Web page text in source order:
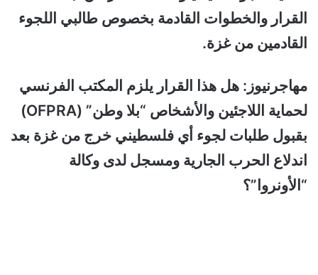
القرار والخطوات القادمة بخصوص طالبي اللجوء
القادمين من غزة.
مهاجرنيوز: هل هذا القرار يلزم المكتب الفرنسي
لحماية اللاجئين والأشخاص “بلا وطن” (OFPRA)
بقبول طلبات لجوء أي فلسطيني خرج من غزة بعد
اندلاع الحرب الجارية ومسجل لدى وكالة
“الأونروا”؟